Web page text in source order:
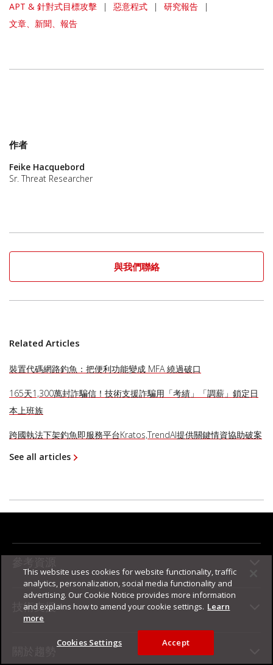
APT & 針對式目標攻擊 | 惡意程式 | 研究報告
|
文章、新聞、報告
作者
Feike Hacquebord
Sr. Threat Researcher
與我們聯絡
Related Articles
裝置代碼網路釣魚：把便利功能變成 MFA 繞過破口
165天1,300萬封詐騙信！技術支援詐騙用「考績」「調薪」鎖定日
本上班族
跨國執法下架釣魚即服務平台Kratos,TrendAI提供關鍵情資協助破案
See all articles
技術支援
This website uses cookies for website functionality, traffic
analytics, personalization, social media functionality and
advertising. Our Cookie Notice provides more information
and explains how to amend your cookie settings. Learn
more
Cookies Settings Accept